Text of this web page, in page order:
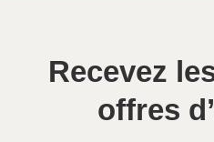
Recevez
offres